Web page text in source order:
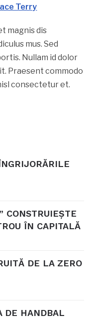
Terry
magnis dis
mus. Sed
Nullam id dolor
Praesent commodo
consectetur et.
CONSTRUIEȘTE
ÎN CAPITALĂ
DE LA ZERO
DE HANDBAL